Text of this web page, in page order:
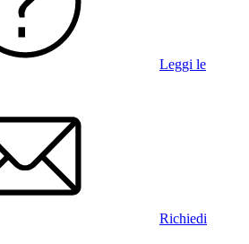
Leggi le
Richiedi